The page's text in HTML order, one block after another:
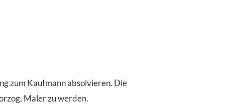
zum Kaufmann absolvieren. Die
Maler zu werden.